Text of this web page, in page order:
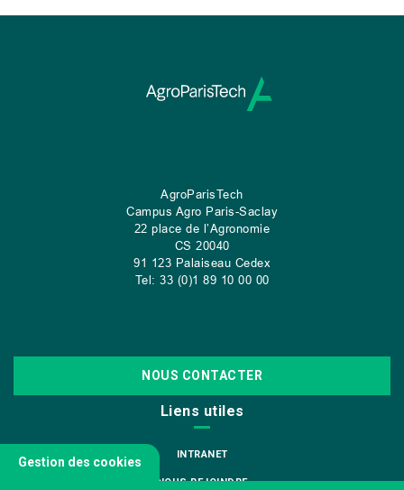
AgroParisTech
Campus Agro Paris-Saclay
22 place de l’Agronomie
CS 20040
91 123 Palaiseau Cedex
Tel: 33 (0)1 89 10 00 00
NOUS CONTACTER
Liens utiles
INTRANET
NOUS REJOINDRE
Gestion des cookies